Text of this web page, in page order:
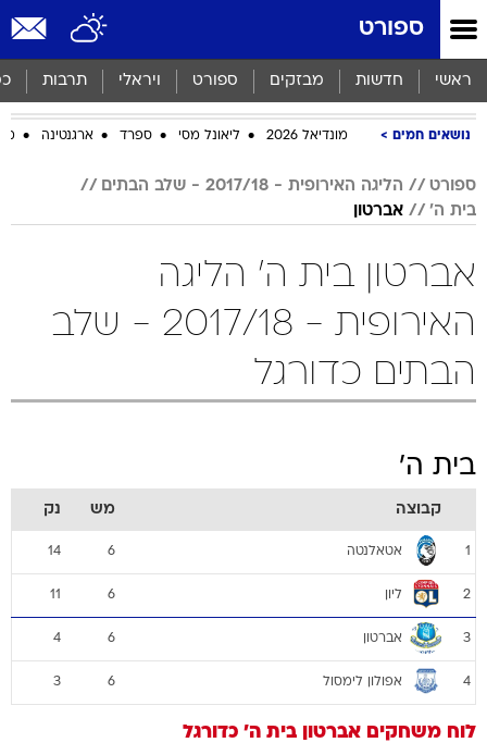
ספורט
ראשי חדשות מבזקים ספורט ויראלי תרבות
נושאים חמים מונדיאל 2026 ליאונל מסי ספרד ארגנטינה
ספורט
הליגה האירופית - 2017/18 - שלב הבתים
בית ה'
אברטון
אברטון בית ה' הליגה
האירופית - 2017/18 - שלב
הבתים כדורגל
בית ה'
קבוצה מש נק
1 אטאלנטה 6
14
2 ליון 6
11
3 אברטון 6
4
4 אפולון לימסול 6
3
לוח משחקים אברטון בית ה' כדורגל